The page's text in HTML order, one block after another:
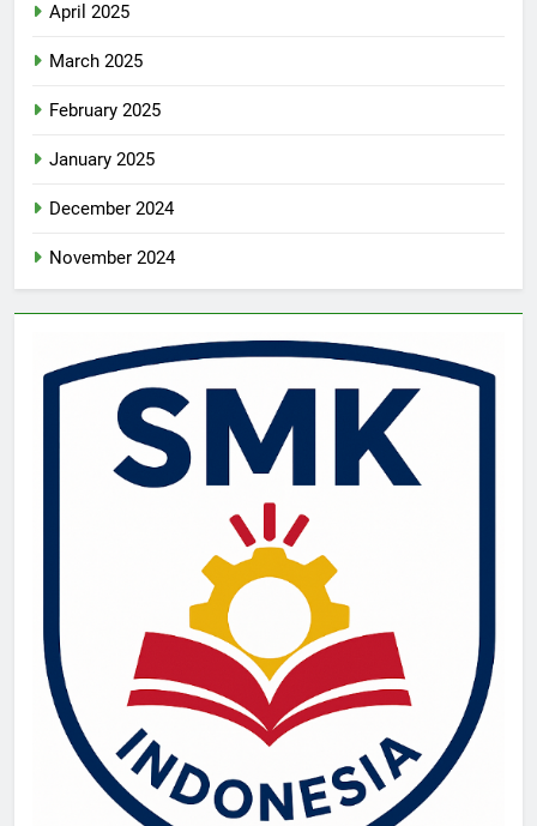
April 2025
March 2025
February 2025
January 2025
December 2024
November 2024